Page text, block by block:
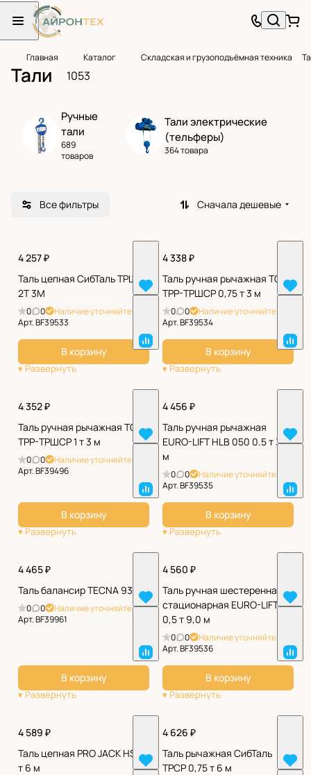
Главная Каталог Складская и грузоподъёмная техника
Тали 1053
Ручные
тали
689
товаров
Тали электрические
(тельферы)
364 товара
Все фильтры Сначала дешевые
4 257 ₽
Таль цепная СибТаль ТРШС
2Т 3М
0 0
Наличие уточняйте
Арт.BF39533
В корзину
4 338 ₽
Таль ручная рычажная TOR
ТРР-ТРШСР 0,75 т 3 м
0 0
Наличие уточняйте
Арт.BF39534
В корзину
4 352 ₽
Таль ручная рычажная TOR
ТРР-ТРШСР 1 т 3 м
0 0
Наличие уточняйте
Арт.BF39496
В корзину
4 456 ₽
Таль ручная рычажная
EURO-LIFT HLB 050 0.5 т 3.0
м
0 0
Наличие уточняйте
Арт.BF39535
В корзину
4 465 ₽
Таль балансир TECNA 9311
0 0
Наличие уточняйте
Арт.BF39961
В корзину
4 560 ₽
Таль ручная шестеренная
стационарная EURO-LIFT ТВ
0,5 т 9,0 м
0 0
Наличие уточняйте
Арт.BF39536
В корзину
4 589 ₽
Таль цепная PRO JACK HSC 1
т 6 м
4 626 ₽
Таль рычажная СибТаль
ТРСР 0,75 т 6 м